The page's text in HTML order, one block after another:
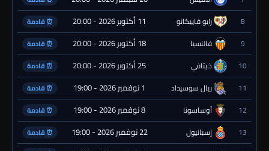
8 رايو فاييكانو 11 أكتوبر 2026 - 20:00 ⏰ قادمة
9 فالنسيا 18 أكتوبر 2026 - 20:00 ⏰ قادمة
10 خيتافي 25 أكتوبر 2026 - 20:00 ⏰ قادمة
11 ريال سوسيداد 1 نوفمبر 2026 - 19:00 ⏰ قادمة
12 أوساسونا 8 نوفمبر 2026 - 19:00 ⏰ قادمة
13 إسبانيول 22 نوفمبر 2026 - 19:00 ⏰ قادمة